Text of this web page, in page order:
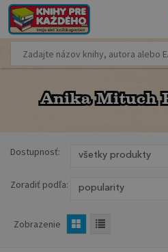
Anika Mituch
Anika Mituch
Dostupnosť:
Zoradiť podľa:
Zobrazenie